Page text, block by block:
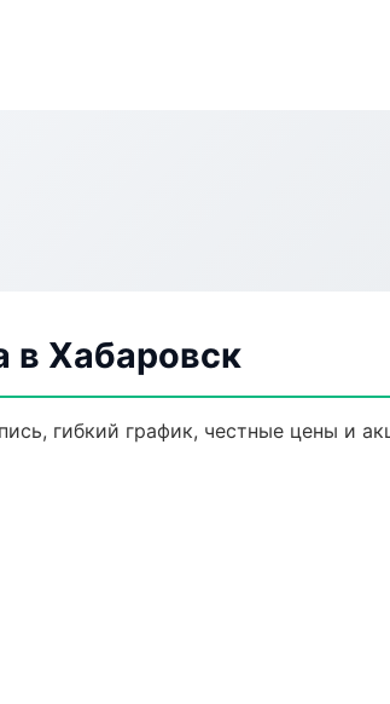
в Хабаровск
гибкий график, честные цены и